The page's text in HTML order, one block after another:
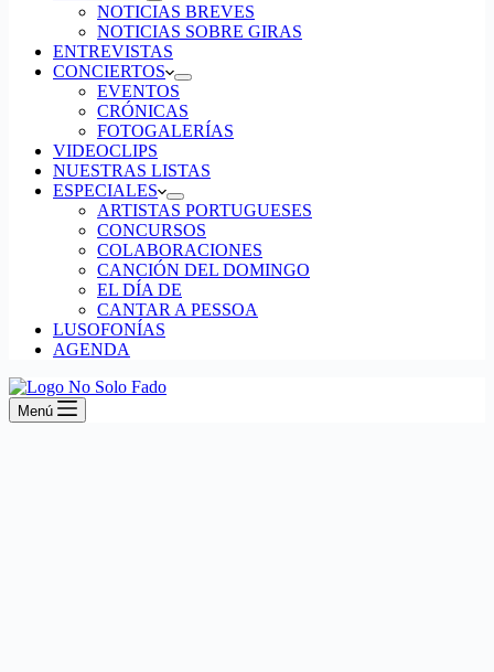
NOTICIAS BREVES
NOTICIAS SOBRE GIRAS
ENTREVISTAS
CONCIERTOS
EVENTOS
CRÓNICAS
FOTOGALERÍAS
VIDEOCLIPS
NUESTRAS LISTAS
ESPECIALES
ARTISTAS PORTUGUESES
CONCURSOS
COLABORACIONES
CANCIÓN DEL DOMINGO
EL DÍA DE
CANTAR A PESSOA
LUSOFONÍAS
AGENDA
Menú